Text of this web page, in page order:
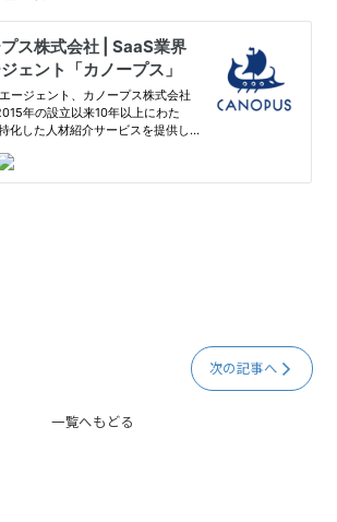
一覧へもどる
次の記事へ